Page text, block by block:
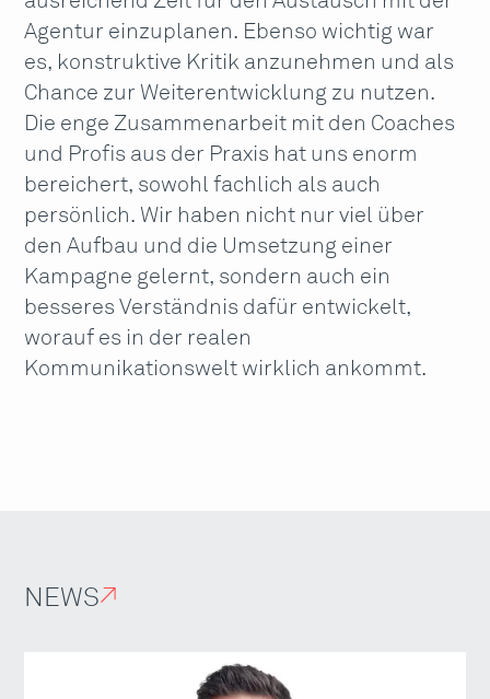
Agentur einzuplanen. Ebenso wichtig war
es, konstruktive Kritik anzunehmen und als
Chance zur Weiterentwicklung zu nutzen.
Die enge Zusammenarbeit mit den Coaches
und Profis aus der Praxis hat uns enorm
bereichert, sowohl fachlich als auch
persönlich. Wir haben nicht nur viel über
den Aufbau und die Umsetzung einer
Kampagne gelernt, sondern auch ein
besseres Verständnis dafür entwickelt,
worauf es in der realen
Kommunikationswelt wirklich ankommt.
NEWS↗